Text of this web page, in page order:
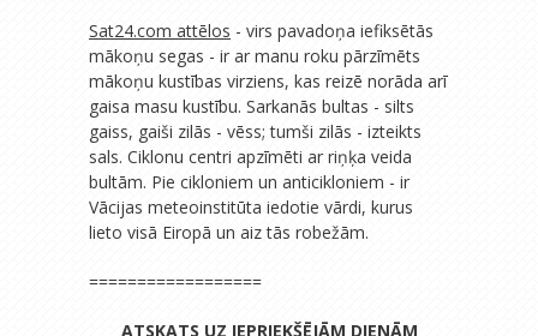
Sat24.com attēlos - virs pavadoņa iefiksētās
mākoņu segas - ir ar manu roku pārzīmēts
mākoņu kustības virziens, kas reizē norāda arī
gaisa masu kustību. Sarkanās bultas - silts
gaiss, gaiši zilās - vēss; tumši zilās - izteikts
sals. Ciklonu centri apzīmēti ar riņķa veida
bultām. Pie cikloniem un anticikloniem - ir
Vācijas meteoinstitūta iedotie vārdi, kurus
lieto visā Eiropā un aiz tās robežām.
==================
ATSKATS UZ IEPRIEKŠĒJĀM DIENĀM